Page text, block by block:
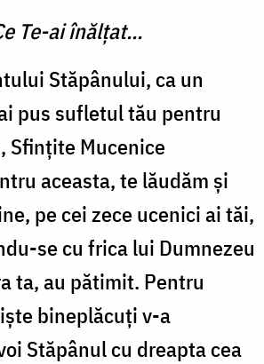
Te-ai înălţat...
Stăpânului, ca un
pus sufletul tău pentru
Sfinţite Mucenice
aceasta, te lăudăm şi
pe cei zece ucenici ai tăi,
se cu frica lui Dumnezeu
ta, au pătimit. Pentru
bineplăcuţi v-a
Stăpânul cu dreapta cea